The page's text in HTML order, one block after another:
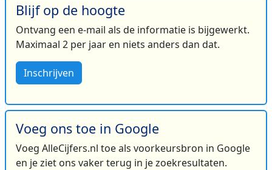
Blijf op de hoogte
Ontvang een e-mail als de informatie is bijgewerkt.
Maximaal 2 per jaar en niets anders dan dat.
Inschrijven
Voeg ons toe in Google
Voeg AlleCijfers.nl toe als voorkeursbron in Google
en je ziet ons vaker terug in je zoekresultaten.